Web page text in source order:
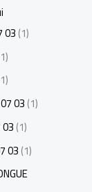
03(1)
03(1)
(1)
03(1)